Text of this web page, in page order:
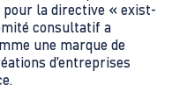
la directive « exist-
consultatif a
une marque de
d’entreprises